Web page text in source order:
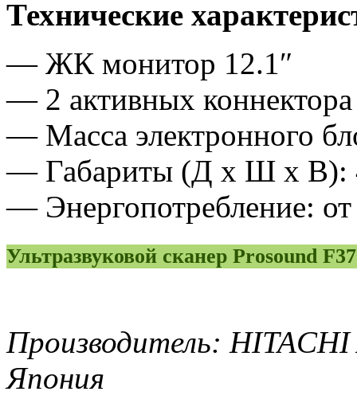
Технические
— ЖК монитор 12.1″
— 2 активных коннектора
— Масса электронного
— Габариты (Д х Ш х В):
— Энергопотребление:
Ультразвуковой сканер Prosound F37
Производитель:
Япония